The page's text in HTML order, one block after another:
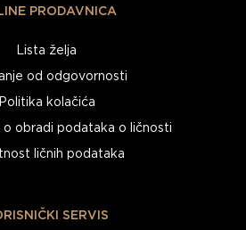
PRODAVNICA
Lista želja
od odgovornosti
Politika kolačića
obradi podataka o ličnosti
ličnih podataka
SERVIS